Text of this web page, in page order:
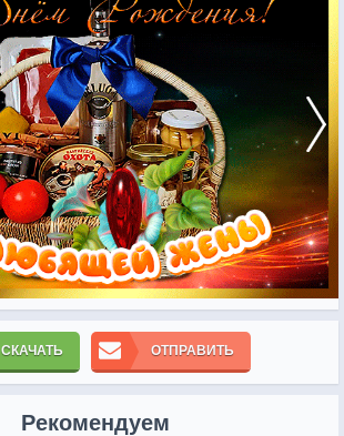
СКАЧАТЬ ОТПРАВИТЬ
Рекомендуем